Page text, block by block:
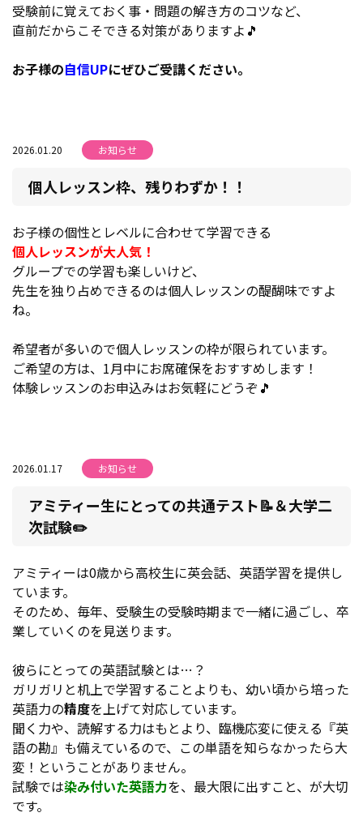
受験前に覚えておく事・問題の解き方のコツなど、
直前だからこそできる対策がありますよ🎵
お子様の自信UPにぜひご受講ください。
2026.01.20 お知らせ
個人レッスン枠、残りわずか！！
お子様の個性とレベルに合わせて学習できる
個人レッスンが大人気！
グループでの学習も楽しいけど、
先生を独り占めできるのは個人レッスンの醍醐味ですよ
ね。
希望者が多いので個人レッスンの枠が限られています。
ご希望の方は、1月中にお席確保をおすすめします！
体験レッスンのお申込みはお気軽にどうぞ🎵
2026.01.17 お知らせ
アミティー生にとっての共通テスト📝＆大学二
次試験✏️
アミティーは0歳から高校生に英会話、英語学習を提供し
ています。
そのため、毎年、受験生の受験時期まで一緒に過ごし、卒
業していくのを見送ります。
彼らにとっての英語試験とは…？
ガリガリと机上で学習することよりも、幼い頃から培った
英語力の精度を上げて対応しています。
聞く力や、読解する力はもとより、臨機応変に使える『英
語の勘』も備えているので、この単語を知らなかったら大
変！ということがありません。
試験では染み付いた英語力を、最大限に出すこと、が大切
です。